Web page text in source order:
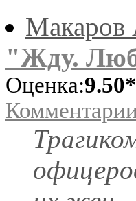
Макаров
"Жду.
Оценка: